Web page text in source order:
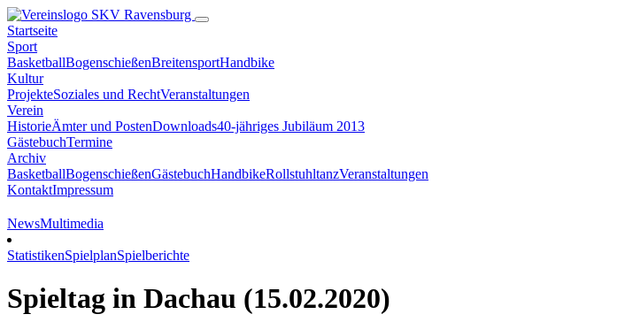
SKV Ravensburg
Startseite
Sport
BasketballBogenschießenBreitensportHandbike
Kultur
ProjekteSoziales und RechtVeranstaltungen
Verein
HistorieÄmter und PostenDownloads40-jähriges Jubiläum 2013
GästebuchTermine
Archiv
BasketballBogenschießenGästebuchHandbikeRollstuhltanzVeranstaltungen
KontaktImpressum
NewsMultimedia
StatistikenSpielplanSpielberichte
Spieltag in Dachau (15.02.2020)